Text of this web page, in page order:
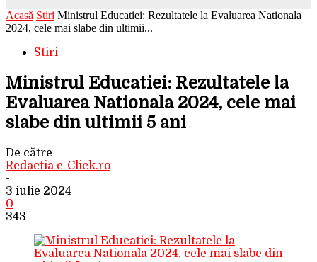
Acasă Stiri Ministrul Educatiei: Rezultatele la Evaluarea Nationala
2024, cele mai slabe din ultimii...
Stiri
Ministrul Educatiei: Rezultatele la
Evaluarea Nationala 2024, cele mai
slabe din ultimii 5 ani
De către
Redactia e-Click.ro
-
3 iulie 2024
0
343